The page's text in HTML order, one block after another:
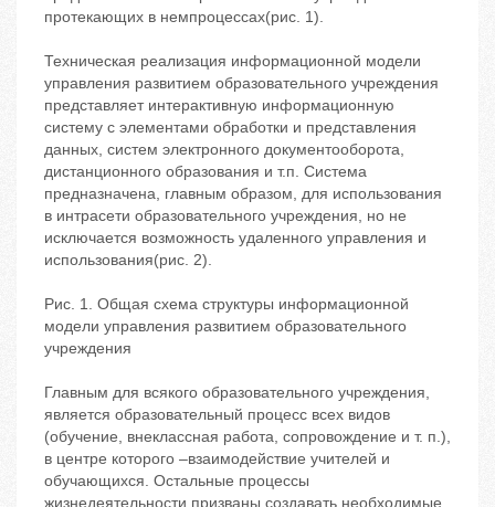
протекающих в немпроцессах(рис. 1).
Техническая реализация информационной модели
управления развитием образовательного учреждения
представляет интерактивную информационную
систему с элементами обработки и представления
данных, систем электронного документооборота,
дистанционного образования и т.п. Система
предназначена, главным образом, для использования
в интрасети образовательного учреждения, но не
исключается возможность удаленного управления и
использования(рис. 2).
Рис. 1. Общая схема структуры информационной
модели управления развитием образовательного
учреждения
Главным для всякого образовательного учреждения,
является образовательный процесс всех видов
(обучение, внеклассная работа, сопровождение и т. п.),
в центре которого –взаимодействие учителей и
обучающихся. Остальные процессы
жизнедеятельности призваны создавать необходимые